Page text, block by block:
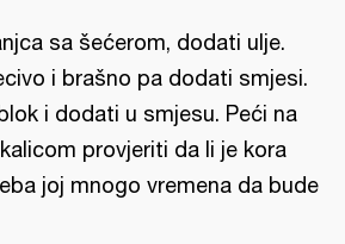
sa šećerom, dodati ulje.
i brašno pa dodati smjesi.
i dodati u smjesu. Peći na
provjeriti da li je kora
joj mnogo vremena da bude